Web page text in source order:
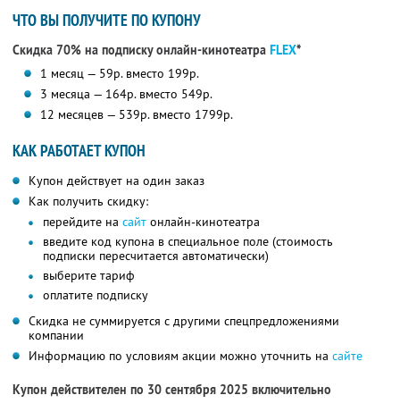
ЧТО ВЫ ПОЛУЧИТЕ ПО КУПОНУ
Скидка 70% на подписку онлайн-кинотеатра FLEX*
1 месяц — 59р. вместо 199р.
3 месяца — 164р. вместо 549р.
12 месяцев — 539р. вместо 1799р.
КАК РАБОТАЕТ КУПОН
Купон действует на один заказ
Как получить скидку:
перейдите на сайт онлайн-кинотеатра
введите код купона в специальное поле (стоимость
подписки пересчитается автоматически)
выберите тариф
оплатите подписку
Скидка не суммируется с другими спецпредложениями
компании
Информацию по условиям акции можно уточнить на сайте
Купон действителен по 30 сентября 2025 включительно